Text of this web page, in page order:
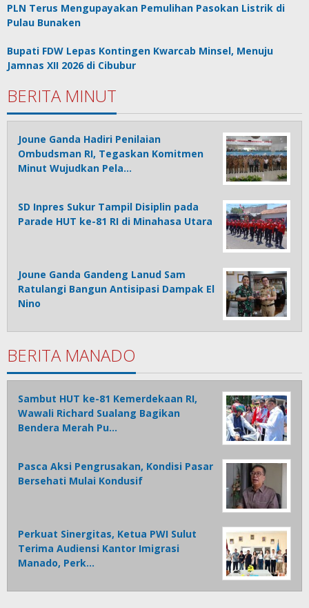
PLN Terus Mengupayakan Pemulihan Pasokan Listrik di
Pulau Bunaken
Bupati FDW Lepas Kontingen Kwarcab Minsel, Menuju
Jamnas XII 2026 di Cibubur
BERITA MINUT
Joune Ganda Hadiri Penilaian
Ombudsman RI, Tegaskan Komitmen
Minut Wujudkan Pela…
SD Inpres Sukur Tampil Disiplin pada
Parade HUT ke-81 RI di Minahasa Utara
Joune Ganda Gandeng Lanud Sam
Ratulangi Bangun Antisipasi Dampak El
Nino
BERITA MANADO
Sambut HUT ke-81 Kemerdekaan RI,
Wawali Richard Sualang Bagikan
Bendera Merah Pu…
Pasca Aksi Pengrusakan, Kondisi Pasar
Bersehati Mulai Kondusif
Perkuat Sinergitas, Ketua PWI Sulut
Terima Audiensi Kantor Imigrasi
Manado, Perk…